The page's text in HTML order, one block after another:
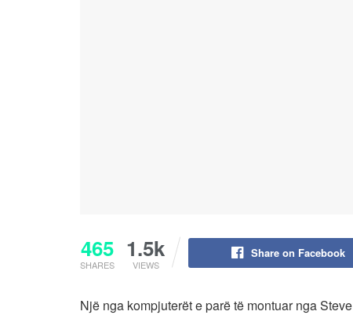
465
SHARES
1.5k
VIEWS
Share on Facebook
Një nga kompjuterët e parë të montuar nga